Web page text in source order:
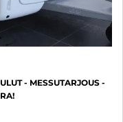
- MESSUTARJOUS -